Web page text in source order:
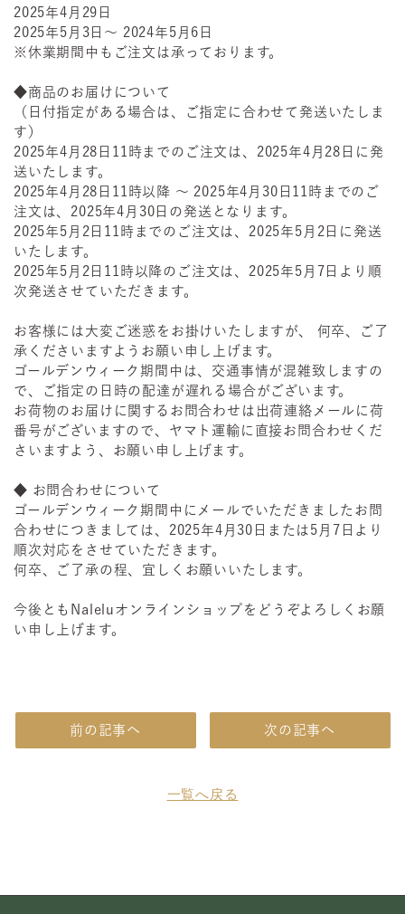
2025年4月29日
2025年5月3日～ 2024年5月6日
※休業期間中もご注文は承っております。
◆商品のお届けについて
（日付指定がある場合は、ご指定に合わせて発送いたしま
す）
2025年4月28日11時までのご注文は、2025年4月28日に発
送いたします。
2025年4月28日11時以降 ～ 2025年4月30日11時までのご
注文は、2025年4月30日の発送となります。
2025年5月2日11時までのご注文は、2025年5月2日に発送
いたします。
2025年5月2日11時以降のご注文は、2025年5月7日より順
次発送させていただきます。
お客様には大変ご迷惑をお掛けいたしますが、 何卒、ご了
承くださいますようお願い申し上げます。
ゴールデンウィーク期間中は、交通事情が混雑致しますの
で、ご指定の日時の配達が遅れる場合がございます。
お荷物のお届けに関するお問合わせは出荷連絡メールに荷
番号がございますので、ヤマト運輸に直接お問合わせくだ
さいますよう、お願い申し上げます。
◆ お問合わせについて
ゴールデンウィーク期間中にメールでいただきましたお問
合わせにつきましては、2025年4月30日または5月7日より
順次対応をさせていただきます。
何卒、ご了承の程、宜しくお願いいたします。
今後ともNaleluオンラインショップをどうぞよろしくお願
い申し上げます。
前の記事へ
一覧へ戻る
次の記事へ